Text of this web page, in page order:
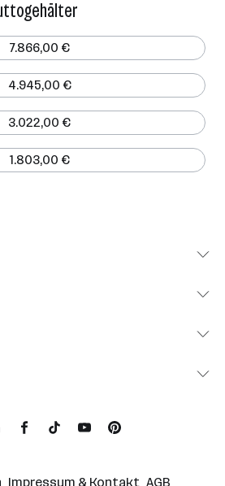
7.866,00 €
4.945,00 €
3.022,00 €
1.803,00 €
Impressum & Kontakt AGB